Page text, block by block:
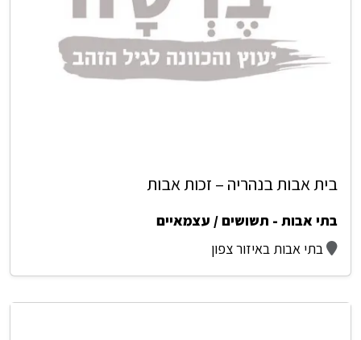
בית אבות בנהריה – זכות אבות
בתי אבות - תשושים / עצמאיים
בתי אבות באיזור צפון